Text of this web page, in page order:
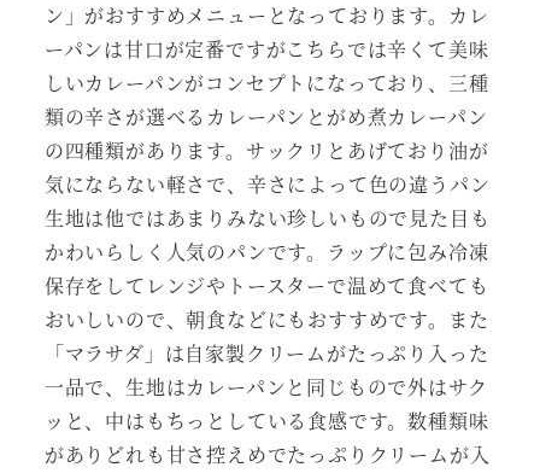
ン」がおすすめメニューとなっております。カレ
ーパンは甘口が定番ですがこちらでは辛くて美味
しいカレーパンがコンセプトになっており、三種
類の辛さが選べるカレーパンとがめ煮カレーパン
の四種類があります。サックリとあげており油が
気にならない軽さで、辛さによって色の違うパン
生地は他ではあまりみない珍しいもので見た目も
かわいらしく人気のパンです。ラップに包み冷凍
保存をしてレンジやトースターで温めて食べても
おいしいので、朝食などにもおすすめです。また
「マラサダ」は自家製クリームがたっぷり入った
一品で、生地はカレーパンと同じもので外はサク
ッと、中はもちっとしている食感です。数種類味
がありどれも甘さ控えめでたっぷりクリームが入